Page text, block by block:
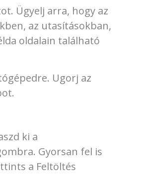
Ügyelj arra, hogy az
az utasításokban,
oldalain található
Ugorj az
ki a
Gyorsan fel is
a Feltöltés